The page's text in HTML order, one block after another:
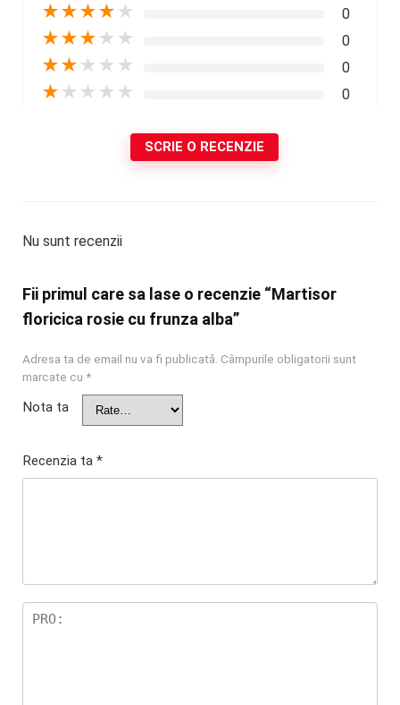
★★★★ ★ 0
★★★ ★ ★ 0
★★ ★ ★ ★ 0
★ ★ ★ ★ ★ 0
SCRIE O RECENZIE
Nu sunt recenzii
Fii primul care sa lase o recenzie “Martisor
floricica rosie cu frunza alba”
Adresa ta de email nu va fi publicată. Câmpurile obligatorii sunt
marcate cu *
Nota ta
Recenzia ta *